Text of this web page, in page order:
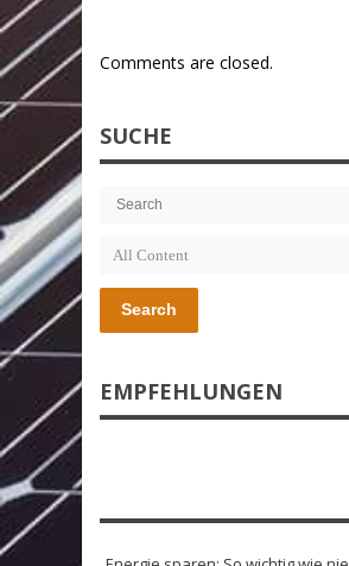
Comments are closed.
SUCHE
Search
EMPFEHLUNGEN